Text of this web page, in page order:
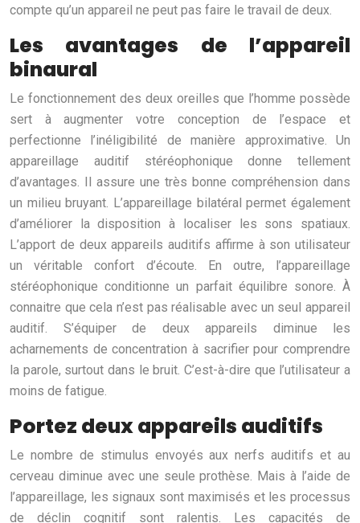
compte qu’un appareil ne peut pas faire le travail de deux.
Les avantages de l’appareil
binaural
Le fonctionnement des deux oreilles que l’homme possède
sert à augmenter votre conception de l’espace et
perfectionne l’inéligibilité de manière approximative. Un
appareillage auditif stéréophonique donne tellement
d’avantages. Il assure une très bonne compréhension dans
un milieu bruyant. L’appareillage bilatéral permet également
d’améliorer la disposition à localiser les sons spatiaux.
L’apport de deux appareils auditifs affirme à son utilisateur
un véritable confort d’écoute. En outre, l’appareillage
stéréophonique conditionne un parfait équilibre sonore. À
connaitre que cela n’est pas réalisable avec un seul appareil
auditif. S’équiper de deux appareils diminue les
acharnements de concentration à sacrifier pour comprendre
la parole, surtout dans le bruit. C’est-à-dire que l’utilisateur a
moins de fatigue.
Portez deux appareils auditifs
Le nombre de stimulus envoyés aux nerfs auditifs et au
cerveau diminue avec une seule prothèse. Mais à l’aide de
l’appareillage, les signaux sont maximisés et les processus
de déclin cognitif sont ralentis. Les capacités de